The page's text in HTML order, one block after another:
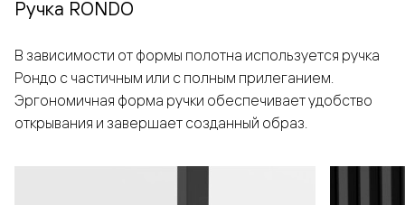
Ручка RONDO
В зависимости от формы полотна используется ручка
Рондо с частичным или с полным прилеганием.
Эргономичная форма ручки обеспечивает удобство
открывания и завершает созданный образ.